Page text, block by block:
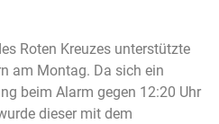
Roten Kreuzes unterstützte
am Montag. Da sich ein
beim Alarm gegen 12:20 Uhr
dieser mit dem